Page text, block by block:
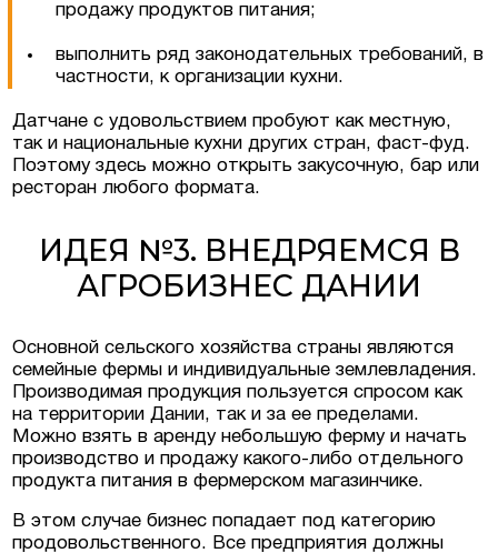
продажу продуктов питания;
выполнить ряд законодательных требований, в
частности, к организации кухни.
Датчане с удовольствием пробуют как местную,
так и национальные кухни других стран, фаст-фуд.
Поэтому здесь можно открыть закусочную, бар или
ресторан любого формата.
ИДЕЯ №3. ВНЕДРЯЕМСЯ В
АГРОБИЗНЕС ДАНИИ
Основной сельского хозяйства страны являются
семейные фермы и индивидуальные землевладения.
Производимая продукция пользуется спросом как
на территории Дании, так и за ее пределами.
Можно взять в аренду небольшую ферму и начать
производство и продажу какого-либо отдельного
продукта питания в фермерском магазинчике.
В этом случае бизнес попадает под категорию
продовольственного. Все предприятия должны
Оставить заявку